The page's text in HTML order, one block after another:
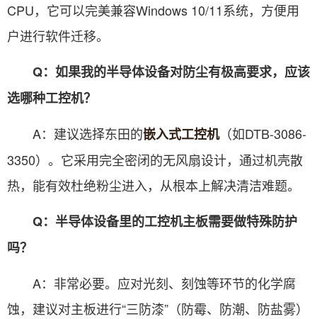
CPU，它可以完美兼容Windows 10/11系统，方便用
户进行软件迁移。
Q：如果我的半导体设备对防尘有极高要求，应该
选哪种工控机？
A：建议选择东田的嵌入式工控机（如DTB-3086-
3350）。它采用完全密闭的无风扇设计，通过机壳散
热，能有效杜绝粉尘进入，从根本上解决清洁难题。
Q：半导体设备里的工控机主板需要做特殊防护
吗？
A：非常必要。应对光刻、刻蚀等环节的化学腐
蚀，建议对主板进行“三防漆”（防霉、防潮、防盐雾）